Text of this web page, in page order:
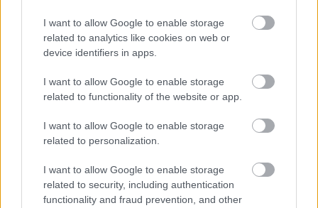
I want to allow Google to enable storage
related to analytics like cookies on web or
device identifiers in apps.
I want to allow Google to enable storage
related to functionality of the website or app.
I want to allow Google to enable storage
related to personalization.
I want to allow Google to enable storage
related to security, including authentication
functionality and fraud prevention, and other